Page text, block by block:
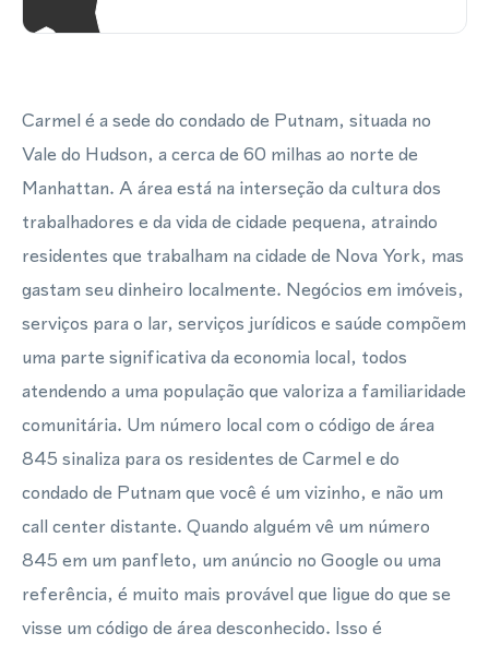
Carmel é a sede do condado de Putnam, situada no
Vale do Hudson, a cerca de 60 milhas ao norte de
Manhattan. A área está na interseção da cultura dos
trabalhadores e da vida de cidade pequena, atraindo
residentes que trabalham na cidade de Nova York, mas
gastam seu dinheiro localmente. Negócios em imóveis,
serviços para o lar, serviços jurídicos e saúde compõem
uma parte significativa da economia local, todos
atendendo a uma população que valoriza a familiaridade
comunitária. Um número local com o código de área
845 sinaliza para os residentes de Carmel e do
condado de Putnam que você é um vizinho, e não um
call center distante. Quando alguém vê um número
845 em um panfleto, um anúncio no Google ou uma
referência, é muito mais provável que ligue do que se
visse um código de área desconhecido. Isso é